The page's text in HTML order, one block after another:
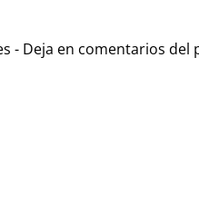
- Deja en comentarios del